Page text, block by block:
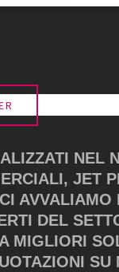
NEL
JET
AVVALIAMO
DEL
MIGLIORI
SU